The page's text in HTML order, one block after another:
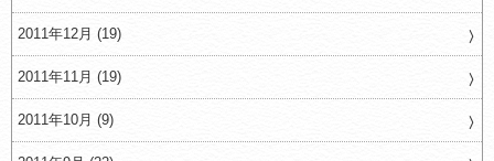
2011年12月 (19)
2011年11月 (19)
2011年10月 (9)